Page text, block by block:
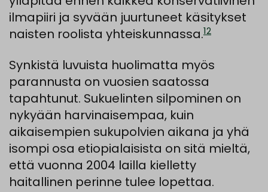
ilmapiiri ja syvään juurtuneet käsitykset
naisten roolista yhteiskunnassa.12
Synkistä luvuista huolimatta myös
parannusta on vuosien saatossa
tapahtunut. Sukuelinten silpominen on
nykyään harvinaisempaa, kuin
aikaisempien sukupolvien aikana ja yhä
isompi osa etiopialaisista on sitä mieltä,
että vuonna 2004 lailla kielletty
haitallinen perinne tulee lopettaa.